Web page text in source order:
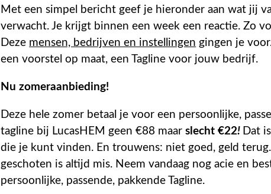
Met een simpel bericht geef je hieronder aan wat jij
verwacht. Je krijgt binnen een week een reactie. Zo
Deze mensen, bedrijven en instellingen gingen je
een voorstel op maat, een Tagline voor jouw bedrijf.
Nu zomeraanbieding!
Deze hele zomer betaal je voor een persoonlijke,
tagline bij LucasHEM geen €88 maarslecht €22! Dat
die je kunt vinden. En trouwens: niet goed, geld
geschoten is altijd mis. Neem vandaag nog acie en
persoonlijke, passende, pakkende Tagline.